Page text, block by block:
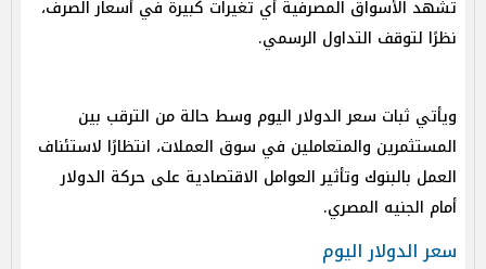
تشهد الأسواق المصرفية أي تغيرات كبيرة في أسعار الصرف،
نظرًا لتوقف التداول الرسمي.
ويأتي ثبات سعر الدولار اليوم وسط حالة من الترقب بين
المستثمرين والمتعاملين في سوق العملات، انتظارًا لاستئناف
العمل بالبنوك وتأثير العوامل الاقتصادية على حركة الدولار
أمام الجنيه المصري.
سعر الدولار اليوم